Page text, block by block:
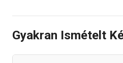
Gyakran Ismételt